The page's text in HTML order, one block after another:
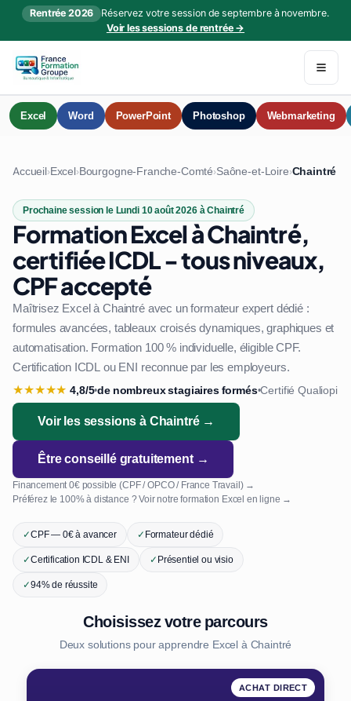
Rentrée 2026
Réservez votre session de septembre à novembre.
Voir les sessions de rentrée →
Excel Word PowerPoint Photoshop Webmarketing
Accueil›Excel›Bourgogne-Franche-Comté›Saône-et-Loire›Chaintré
Prochaine session le Lundi 10 août 2026 à Chaintré
Formation Excel à Chaintré,
certifiée ICDL - tous niveaux,
CPF accepté
Maîtrisez Excel à Chaintré avec un formateur expert dédié :
formules avancées, tableaux croisés dynamiques, graphiques et
automatisation. Formation 100 % individuelle, éligible CPF.
Certification ICDL ou ENI reconnue par les employeurs.
★★★★★ 4,8/5•de nombreux stagiaires formés•Certifié Qualiopi
Voir les sessions à Chaintré →
Être conseillé gratuitement →
Financement 0€ possible (CPF / OPCO / France Travail) →
Préférez le 100% à distance ? Voir notre formation Excel en ligne →
✓CPF — 0€ à avancer ✓Formateur dédié
✓Certification ICDL & ENI ✓Présentiel ou visio
✓94% de réussite
Choisissez votre parcours
Deux solutions pour apprendre Excel à Chaintré
ACHAT DIRECT